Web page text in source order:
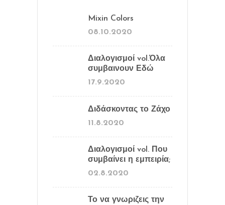
Mixin Colors
08.10.2020
Διαλογισμοί vol.Όλα
συμβαινουν Εδώ
17.9.2020
Διδάσκοντας το Ζάχο
11.8.2020
Διαλογισμοί vol. Που
συμβαίνει η εμπειρία;
02.8.2020
Το να γνωριζεις την